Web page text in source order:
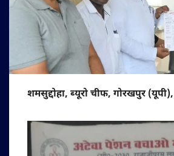
शमसुद्दोहा, ब्यूरो चीफ, गोरखपुर